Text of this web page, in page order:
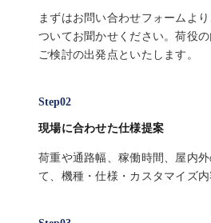
まずはお問い合わせフォームよ
ついてお聞かせください。荷役
ご検討の出発点といたします。
現場に合わせた仕様提案
荷重や通路幅、稼働時間、屋内
て、機種・仕様・カスタマイズ内